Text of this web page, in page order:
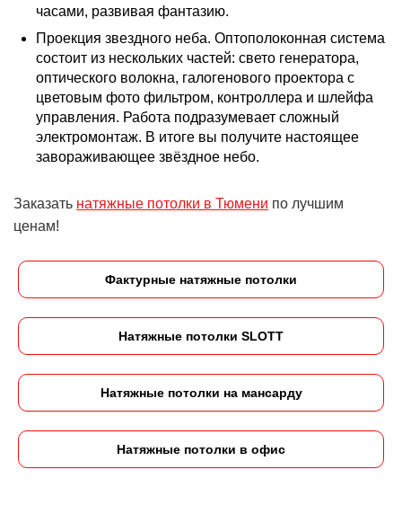
часами, развивая фантазию.
Проекция звездного неба. Оптополоконная система
состоит из нескольких частей: свето генератора,
оптического волокна, галогенового проектора с
цветовым фото фильтром, контроллера и шлейфа
управления. Работа подразумевает сложный
электромонтаж. В итоге вы получите настоящее
завораживающее звёздное небо.
Заказать натяжные потолки в Тюмени по лучшим
ценам!
Фактурные натяжные потолки
Натяжные потолки SLOTT
Натяжные потолки на мансарду
Натяжные потолки в офис